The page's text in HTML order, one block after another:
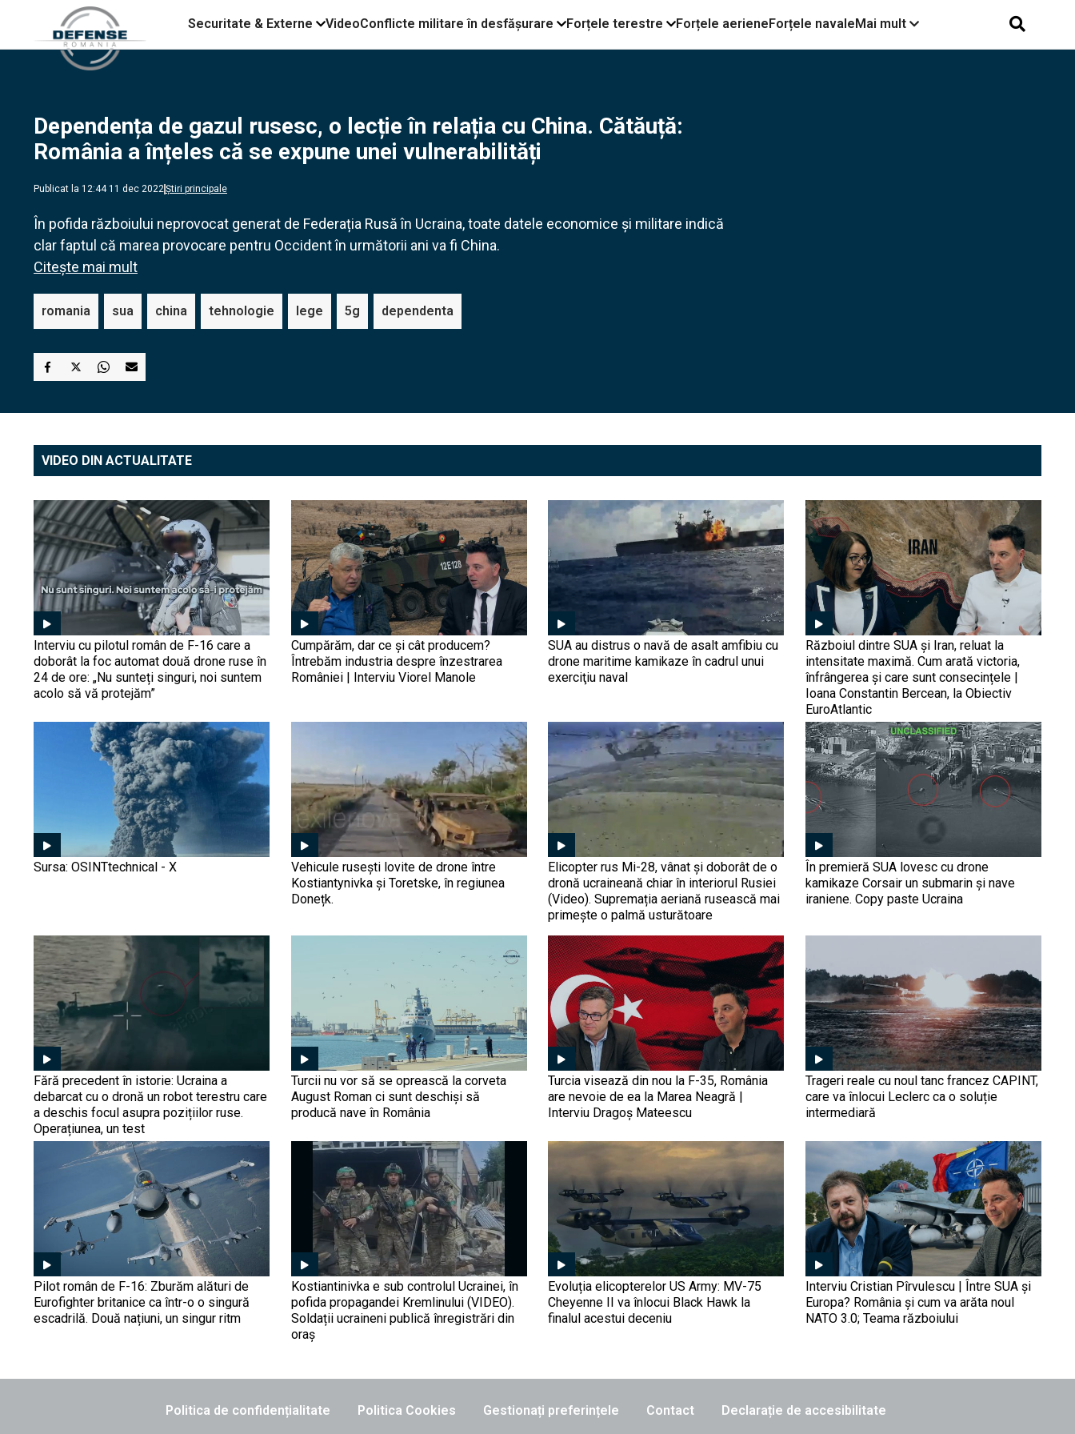
Securitate & Externe VideoConflicte militare în desfășurare Forțele terestre Forțele aerieneForțele navaleMai mult
Dependența de gazul rusesc, o lecție în relația cu China. Cătăuță:
România a înțeles că se expune unei vulnerabilități
Publicat la 12:44 11 dec 2022Știri principale
În pofida războiului neprovocat generat de Federația Rusă în Ucraina, toate datele economice și militare indică
clar faptul că marea provocare pentru Occident în următorii ani va fi China.
Citește mai mult
romania sua china tehnologie lege 5g dependenta
la Boris Elțîn | Interviu
explică cum războiul din
Ucraina a schimbat
doctrine
Cărțile pe masă: Ce se
întâmplă cu IAR-99 și
Avioane Craiova? | Interviu
Nicu Fălcoi, fost director al
fabricii
De ce explodează drone în
orașele din România și
unde se oprește Rusia? |
Sandu Valentin Mateiu
Donald Trump lansează cel
mai virulent atac de până
acum la adresa Europei și
a liderilor săi
De ce războiul rus la
granițele Europei e un
proiect pe termen lung
epoca Putin | Dorin
Popescu, la Obiectiv
EuroAtlantic
Avem dovada
(Foto/Video): Ucraina a
„flotei fantomă” în Marea
arată cum dronele Sea
Baby au lovit petrolierele
Rusiei
Umilința scutului antiaerian
rusesc: Dronele ucrainene
au spulberat sistemele
Buk și Tor, vitale pentru
Kremlin. De ce devine
Rusia vulnerabilă în
propriul teritoriu
Munchen 1938, reeditat?
Ucraina, „teritorii în
schimbul păcii” și riscurile
EuroAtlantic
„Portavioane de buzunar”
pe Marea Neagră: Ucraina
a utilizat dronele Katran,
înarmate cu torpile, pentru
a anihila radarele rusești
Imaginile din satelit
confirmă dezastrul
(FOTO/VIDEO). Baza de
drone a Rusiei din
Aeroportul Donețk, rasă de
pe fața pământului după un
Ce cumpărăm de cele 16
VIDEO DIN ACTUALITATE
Interviu cu pilotul român de F-16 care a
doborât la foc automat două drone ruse în
24 de ore: „Nu sunteți singuri, noi suntem
acolo să vă protejăm”
Cumpărăm, dar ce și cât producem?
Întrebăm industria despre înzestrarea
României | Interviu Viorel Manole
SUA au distrus o navă de asalt amfibiu cu
drone maritime kamikaze în cadrul unui
exerciţiu naval
Războiul dintre SUA și Iran, reluat la
intensitate maximă. Cum arată victoria,
înfrângerea și care sunt consecințele |
Ioana Constantin Bercean, la Obiectiv
EuroAtlantic
Sursa: OSINTtechnical - X
Vehicule rusești lovite de drone între
Kostiantynivka și Toretske, în regiunea
Donețk.
Elicopter rus Mi-28, vânat și doborât de o
dronă ucraineană chiar în interiorul Rusiei
(Video). Supremația aeriană rusească mai
primește o palmă usturătoare
În premieră SUA lovesc cu drone
kamikaze Corsair un submarin și nave
iraniene. Copy paste Ucraina
Fără precedent în istorie: Ucraina a
debarcat cu o dronă un robot terestru care
a deschis focul asupra pozițiilor ruse.
Operațiunea, un test
Turcii nu vor să se oprească la corveta
August Roman ci sunt deschiși să
producă nave în România
Turcia visează din nou la F-35, România
are nevoie de ea la Marea Neagră |
Interviu Dragoș Mateescu
Trageri reale cu noul tanc francez CAPINT,
care va înlocui Leclerc ca o soluție
intermediară
Pilot român de F-16: Zburăm alături de
Eurofighter britanice ca într-o o singură
escadrilă. Două națiuni, un singur ritm
Kostiantinivka e sub controlul Ucrainei, în
pofida propagandei Kremlinului (VIDEO).
Soldații ucraineni publică înregistrări din
oraș
Evoluția elicopterelor US Army: MV-75
Cheyenne II va înlocui Black Hawk la
finalul acestui deceniu
Interviu Cristian Pîrvulescu | Între SUA și
Europa? România și cum va arăta noul
NATO 3.0; Teama războiului
Politica de confidențialitate Politica Cookies Gestionați preferințele Contact Declarație de accesibilitate